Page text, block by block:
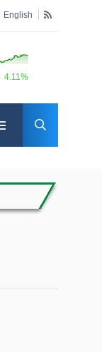
English
4.11%